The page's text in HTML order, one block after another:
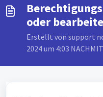
oder
Erstellt von support
2024 um 4:03